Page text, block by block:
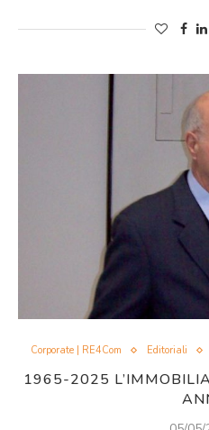
Corporate | RE4Com Editoriali
1965-2025